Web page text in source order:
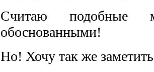
Считаю подобные
обоснованными!
Но! Хочу так же